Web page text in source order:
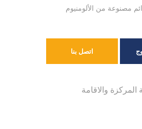
مصنوعة من الألومنيوم
اتصل بنا
المركزة والاقامة